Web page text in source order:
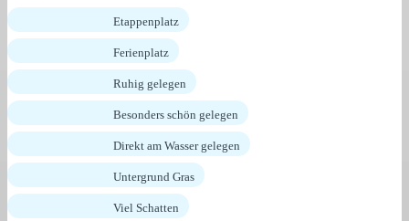
Etappenplatz
Ferienplatz
Ruhig gelegen
Besonders schön gelegen
Direkt am Wasser gelegen
Untergrund Gras
Viel Schatten